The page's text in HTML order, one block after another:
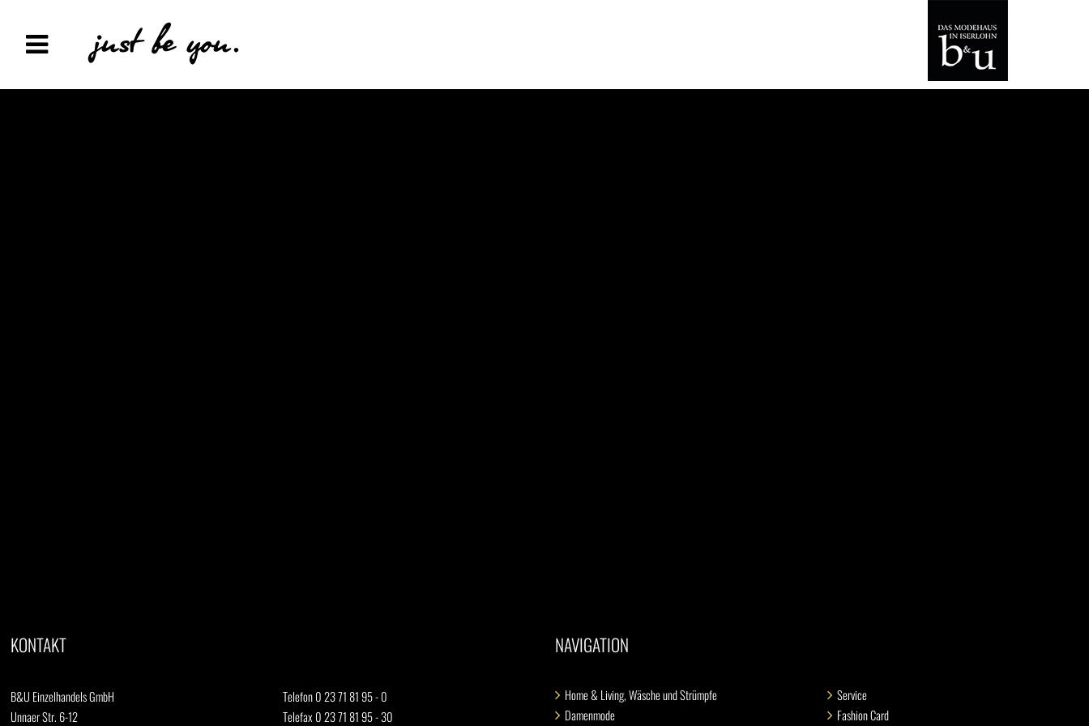
KONTAKT
B&U Einzelhandels GmbH
Unnaer Str. 6-12
Telefon 0 23 71 81 95 - 0
Telefax 0 23 71 81 95 - 30
NAVIGATION
Home & Living, Wäsche und Strümpfe
Damenmode
Service
Fashion Card